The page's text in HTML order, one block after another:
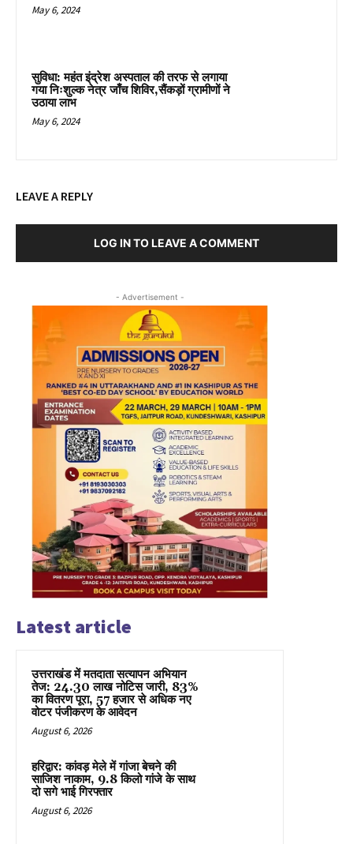
May 6, 2024
सुविधा: महंत इंद्रेश अस्पताल की तरफ से लगाया
गया निःशुल्क नेत्र जाँच शिविर,सैंकड़ों ग्रामीणों ने
उठाया लाभ
May 6, 2024
LEAVE A REPLY
LOG IN TO LEAVE A COMMENT
- Advertisement -
Latest article
उत्तराखंड में मतदाता सत्यापन अभियान
तेज: 24.30 लाख नोटिस जारी, 83%
का वितरण पूरा, 57 हजार से अधिक नए
वोटर पंजीकरण के आवेदन
August 6, 2026
हरिद्वार: कांवड़ मेले में गांजा बेचने की
साजिश नाकाम, 9.8 किलो गांजे के साथ
दो सगे भाई गिरफ्तार
August 6, 2026